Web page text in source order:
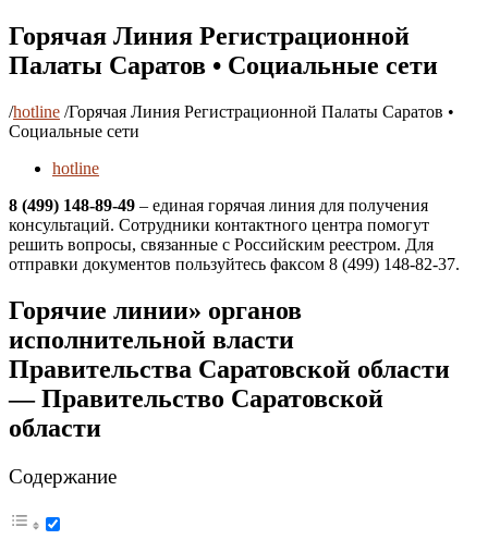
Горячая Линия Регистрационной
Палаты Саратов • Социальные сети
/hotline /Горячая Линия Регистрационной Палаты Саратов •
Социальные сети
hotline
8 (499) 148-89-49 – единая горячая линия для получения
консультаций. Сотрудники контактного центра помогут
решить вопросы, связанные с Российским реестром. Для
отправки документов пользуйтесь факсом 8 (499) 148-82-37.
Горячие линии» органов
исполнительной власти
Правительства Саратовской области
— Правительство Саратовской
области
Содержание